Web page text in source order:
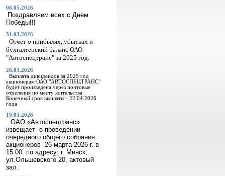
08.05.2026
Поздравляем всех с Днем
Победы!!!
31.03.2026
Отчет о прибылях, убытках и
бухгалтерский баланс ОАО
"Автоспецтранс" за 2025 год.
26.03.2026
Выплата дивидендов за 2025 год
акционерам ОАО "АВТОСПЕЦТРАНС"
будет произведена через почтовые
отделения по месту жительства.
Конечный срок выплаты - 22.04.2026
года
19.03.2026
ОАО «Автоспецтранс»
извещает о проведении
очередного общего собрания
акционеров 26 марта 2026 г. в
15.00 по адресу: г. Минск,
ул.Ольшевского 20, актовый
зал.